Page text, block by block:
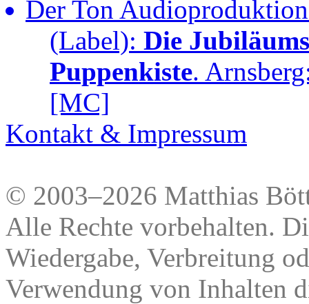
Der Ton
(Label): Die
Puppenkiste.
[MC]
Kontakt & Impressum
© 2003–2026 Matthias
Alle Rechte vorbehalten.
Wiedergabe, Verbreitung
Verwendung von Inhalten